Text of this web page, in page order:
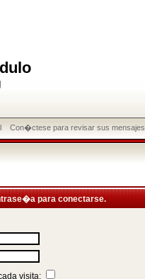
Con�ctese para revisar sus mensajes
para conectarse.
visita: